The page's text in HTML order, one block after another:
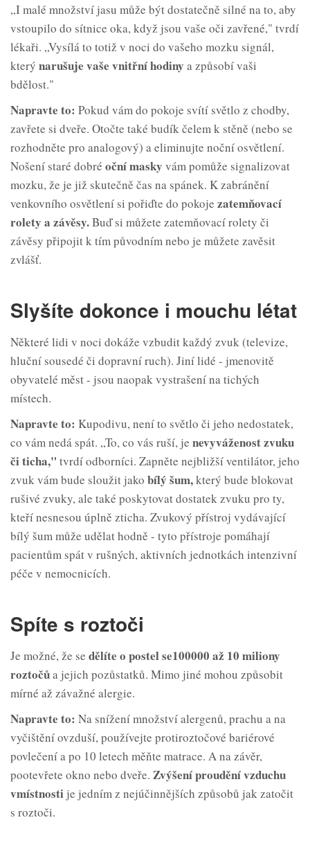
„I malé množství jasu může být dostatečně silné na to, aby
vstoupilo do sítnice oka, když jsou vaše oči zavřené," tvrdí
lékaři. „Vysílá to totiž v noci do vašeho mozku signál,
který narušuje vaše vnitřní hodiny a způsobí vaši
bdělost."
Napravte to: Pokud vám do pokoje svítí světlo z chodby,
zavřete si dveře. Otočte také budík čelem k stěně (nebo se
rozhodněte pro analogový) a eliminujte noční osvětlení.
Nošení staré dobré oční masky vám pomůže signalizovat
mozku, že je již skutečně čas na spánek. K zabránění
venkovního osvětlení si pořiďte do pokoje zatemňovací
rolety a závěsy.Buď si můžete zatemňovací rolety či
závěsy připojit k tím původním nebo je můžete zavěsit
zvlášť.
Slyšíte dokonce i mouchu létat
Některé lidi v noci dokáže vzbudit každý zvuk (televize,
hluční sousedé či dopravní ruch). Jiní lidé - jmenovitě
obyvatelé měst - jsou naopak vystrašení na tichých
místech.
Napravte to: Kupodivu, není to světlo či jeho nedostatek,
co vám nedá spát. „To, co vás ruší, je nevyváženost zvuku
či ticha," tvrdí odborníci. Zapněte nejbližší ventilátor, jeho
zvuk vám bude sloužit jako bílý šum,který bude blokovat
rušivé zvuky, ale také poskytovat dostatek zvuku pro ty,
kteří nesnesou úplně zticha. Zvukový přístroj vydávající
bílý šum může udělat hodně - tyto přístroje pomáhají
pacientům spát v rušných, aktivních jednotkách intenzivní
péče v nemocnicích.
Spíte s roztoči
Je možné, že se dělíte o postel se100000 až 10 miliony
roztočůa jejich pozůstatků. Mimo jiné mohou způsobit
mírné až závažné alergie.
Napravte to: Na snížení množství alergenů, prachu a na
vyčištění ovzduší, používejte protiroztočové bariérové
povlečení a po 10 letech měňte matrace. A na závěr,
pootevřete okno nebo dveře. Zvýšení proudění vzduchu
vmístnosti je jedním z nejúčinnějších způsobů jak zatočit
s roztoči.